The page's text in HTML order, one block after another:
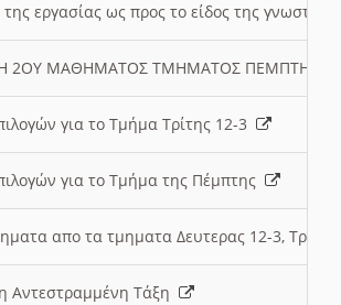
της εργασίας ως προς το είδος της
2ΟΥ ΜΑΘΗΜΑΤΟΣ ΤΜΗΜΑΤΟΣ
για το Τμήμα Τρίτης 12-3
για το Τμήμα της Πέμπτης
απο τα τμηματα Δευτερας 12-3,
Αντεστραμμένη Τάξη